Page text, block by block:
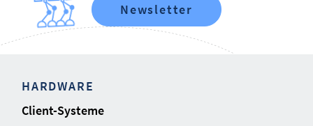
Newsletter
HARDWARE
Client-Systeme